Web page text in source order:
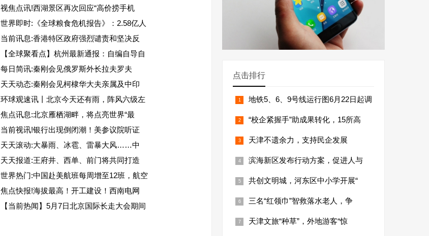
视焦点讯!西湖景区再次回应“高价捞手机
世界即时:《全球粮食危机报告》：2.58亿人
当前讯息:香港特区政府强烈谴责和坚决反
【全球聚看点】杭州最新通报：自编自导自
每日简讯:秦刚会见俄罗斯外长拉夫罗夫
天天动态:秦刚会见柯棣华大夫亲属及中印
环球观速讯丨北京今天还有雨，阵风六级左
焦点讯息:北京雁栖湖畔，将点亮世界“最
当前视讯!银行出现倒闭潮！美参议院听证
天天滚动:大暴雨、冰雹、雷暴大风……中
天天报道:王府井、西单、前门将共同打造
世界热门:中国赴美航班每周增至12班，航空
焦点快报!海拔最高！开工建设！西南电网
【当前热闻】5月7日北京国际长走大会期间
点击排行
地铁5、6、9号线运行图6月22日起调
“校企紧握手”助成果转化，15所高
天津不遗余力，支持民企发展
滨海新区发布行动方案，促进人与
共创文明城，河东区中小学开展“
三名“红领巾”智救落水老人，争
天津文旅“种草”，外地游客“惊